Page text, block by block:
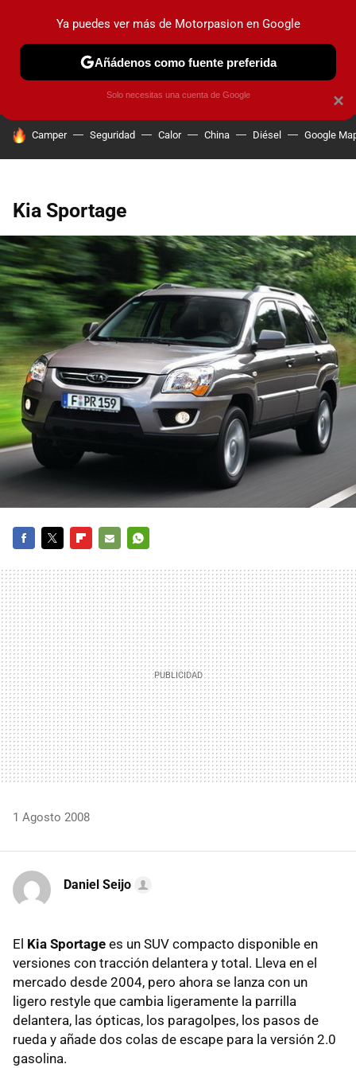
PRUEBAS COCHES ELÉCTRICOS OBSERVATORIO
HOY SE HABLA DE
Camper Seguridad Calor China Diésel Google
Kia Sportage
MAIL
1 Agosto 2008
Daniel Seijo
El Kia Sportage es un SUV compacto disponible en
versiones con tracción delantera y total. Lleva en el
mercado desde 2004, pero ahora se lanza con un
ligero restyle que cambia ligeramente la parrilla
delantera, las ópticas, los paragolpes, los pasos de
rueda y añade dos colas de escape para la versión 2.0
gasolina.
×
Ya puedes ver más de Motorpasion en Google
Añádenos como fuente preferida
Solo necesitas una cuenta de Google